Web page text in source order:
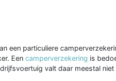
een particuliere
Een camperverzekering is
valt daar meestal niet